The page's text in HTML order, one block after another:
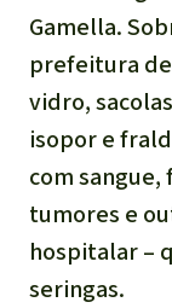
Gamella.
prefeitura
vidro,
isopor e
com
tumores e
hospitalar –
seringas.